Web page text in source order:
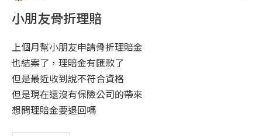
小朋友骨折理賠
上個月幫小朋友申請骨折理賠金
也結案了，理賠金有匯款了
但是最近收到說不符合資格
但是現在還沒有保險公司的帶來
想問理賠金要退回嗎